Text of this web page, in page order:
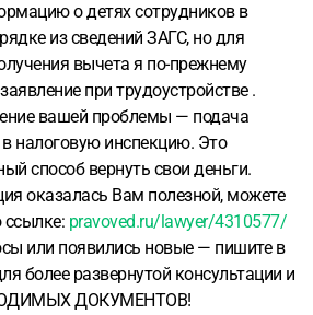
о детях сотрудников в
из сведений ЗАГС, но для
вычета я по-прежнему
при трудоустройстве .
вашей проблемы — подача
налоговую инспекцию. Это
способ вернуть свои деньги.
оказалась Вам полезной, можете
pravoved.ru/lawyer/4310577/
или появились новые — пишите в
более развернутой консультации и
ДОКУМЕНТОВ!